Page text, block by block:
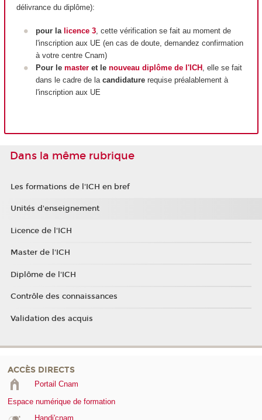
délivrance du diplôme):
pour la licence 3, cette vérification se fait au moment de
l'inscription aux UE (en cas de doute, demandez confirmation
à votre centre Cnam)
Pour le masteret le nouveau diplôme de l'ICH , elle se fait
dans le cadre de la candidaturerequise préalablement à
l'inscription aux UE
Dans la même rubrique
Les formations de l'ICH en bref
Unités d'enseignement
Licence de l'ICH
Master de l'ICH
Diplôme de l'ICH
Contrôle des connaissances
Validation des acquis
ACCÈS DIRECTS
Portail Cnam
Espace numérique de formation
Handi'cnam